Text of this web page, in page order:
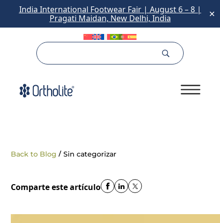
India International Footwear Fair | August 6 – 8 |
Pragati Maidan, New Delhi, India
✕
Back to Blog /Sin categorizar
Comparte este artículo